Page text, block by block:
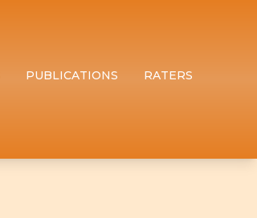
PUBLICATIONS RATERS